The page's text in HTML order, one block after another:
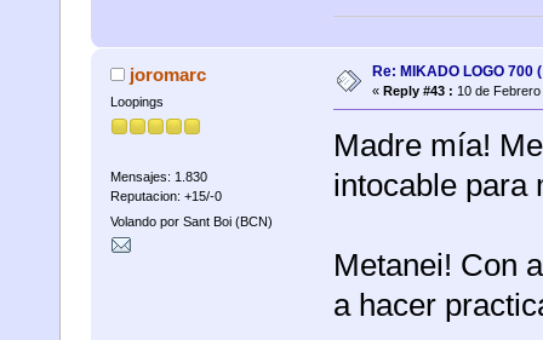
joromarc
Loopings
Mensajes: 1.830
Reputacion: +15/-0
Volando por Sant Boi (BCN)
Re: MIKADO LOGO 700
« Reply #43 : 10 de
Madre mía!
intocable para
Metanei! Con
a hacer